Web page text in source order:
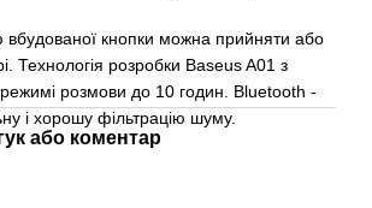
вбудованої кнопки можна прийняти або
Технологія розробки Baseus A01 з
розмови до 10 годин. Bluetooth -
і хорошу фільтрацію шуму.
або коментар